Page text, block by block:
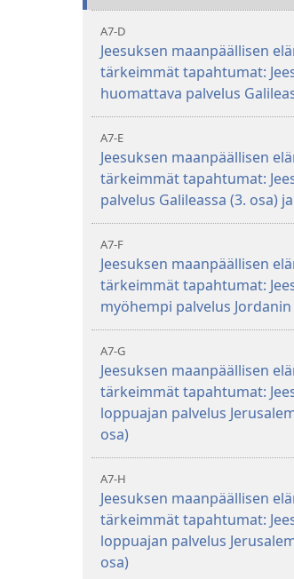
A7-D
Jeesuksen maanpäällisen
tärkeimmät tapahtumat:
huomattava palvelus
A7-E
Jeesuksen maanpäällisen
tärkeimmät tapahtumat:
palvelus Galileassa (3. osa)
A7-F
Jeesuksen maanpäällisen
tärkeimmät tapahtumat:
myöhempi palvelus
A7-G
Jeesuksen maanpäällisen
tärkeimmät tapahtumat:
loppuajan palvelus
osa)
A7-H
Jeesuksen maanpäällisen
tärkeimmät tapahtumat:
loppuajan palvelus
osa)